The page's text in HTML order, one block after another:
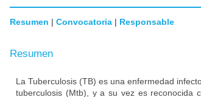
Resumen | Convocatoria | Responsable
Resumen
La Tuberculosis (TB) es una enfermedad
tuberculosis (Mtb), y a su vez es reconocida